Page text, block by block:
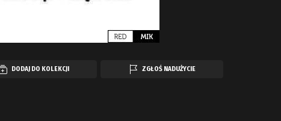
DODAJ DO KOLEKCJI ZGŁOŚ NADUŻYCIE